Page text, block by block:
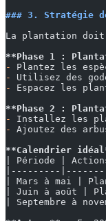
### 3. Stratégie
La plantation doit
**Phase 1 :
-
Plantez les
-
Utilisez des
-
Espacez les
**Phase 2 :
-
Installez les
-
Ajoutez des
**Calendrier
| Période |
|---------
| Mars à mai |
| Juin à août |
| Septembre à